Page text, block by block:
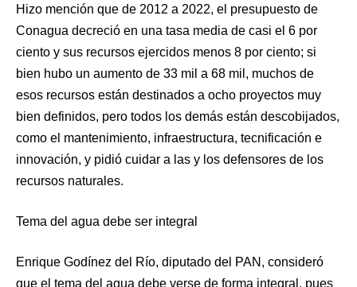
Hizo mención que de 2012 a 2022, el presupuesto de
Conagua decreció en una tasa media de casi el 6 por
ciento y sus recursos ejercidos menos 8 por ciento; si
bien hubo un aumento de 33 mil a 68 mil, muchos de
esos recursos están destinados a ocho proyectos muy
bien definidos, pero todos los demás están descobijados,
como el mantenimiento, infraestructura, tecnificación e
innovación, y pidió cuidar a las y los defensores de los
recursos naturales.
Tema del agua debe ser integral
Enrique Godínez del Río, diputado del PAN, consideró
que el tema del agua debe verse de forma integral, pues